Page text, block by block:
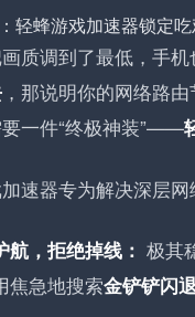
轻蜂游戏加速器锁定
质调到了最低，手
，那说明你的网络路
一件“终极神装”——
速器专为解决深层
航，拒绝掉线： 极其
焦急地搜索金铲铲闪